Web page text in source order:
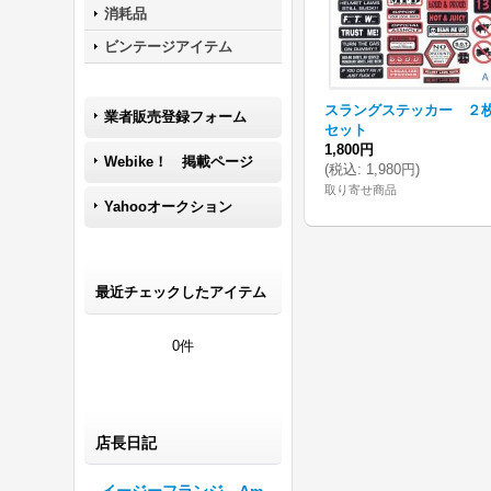
消耗品
ビンテージアイテム
業者販売登録フォーム
Webike！ 掲載ページ
Yahooオークション
最近チェックしたアイテム
0件
店長日記
スラングステッカー ２
セット
1,800円
(税込: 1,980円)
取り寄せ商品